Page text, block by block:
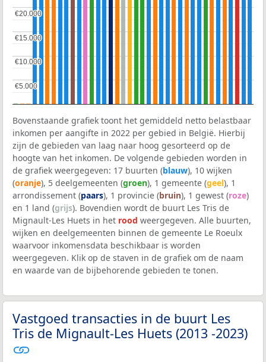
€5.000
€5.000
€10.000
€10.000
€15.000
€15.000
€20.000
€20.000
Bovenstaande grafiek toont het gemiddeld netto belastbaar
inkomen per aangifte in 2022 per gebied in België. Hierbij
zijn de gebieden van laag naar hoog gesorteerd op de
hoogte van het inkomen. De volgende gebieden worden in
de grafiek weergegeven: 17 buurten (blauw), 10 wijken
(oranje), 5 deelgemeenten (groen), 1 gemeente (geel), 1
arrondissement (paars), 1 provincie (bruin), 1 gewest (roze)
en 1 land (grijs). Bovendien wordt de buurt Les Tris de
Mignault-Les Huets in het rood weergegeven. Alle buurten,
wijken en deelgemeenten binnen de gemeente Le Roeulx
waarvoor inkomensdata beschikbaar is worden
weergegeven. Klik op de staven in de grafiek om de naam
en waarde van de bijbehorende gebieden te tonen.
Vastgoed transacties in de buurt Les
Tris de Mignault-Les Huets (2013 -2023)